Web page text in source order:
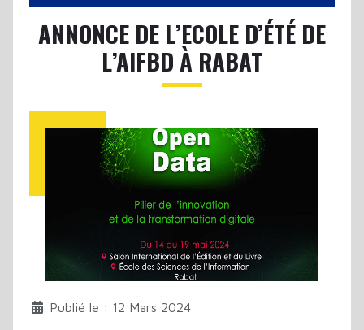
ANNONCE DE L’ECOLE D’ÉTÉ DE
L’AIFBD À RABAT
Publié le : 12 Mars 2024